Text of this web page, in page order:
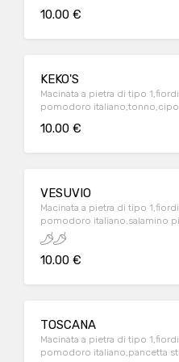
tomatoes source
10.00 €
KEKO'S
Macinata a pietra di tipo
pomodoro
tomatoes source
10.00 €
VESUVIO
Macinata a pietra di tipo
pomodoro italiano,salamino
free italian milk
,pepperoni,nduja,spicey
10.00 €
TOSCANA
Macinata a pietra di tipo
pomodoro italiano,pancetta